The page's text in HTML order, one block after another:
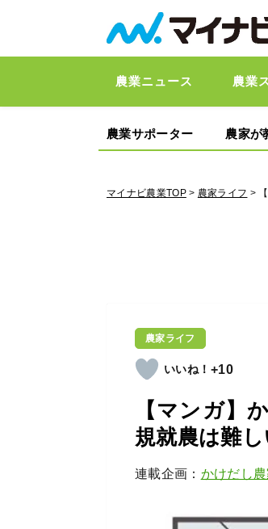
農業ニュース 農業
農業サポーター 農家が
マイナビ農業TOP> 農家ライフ >
農家ライフ
+10
【マンガ】
規就農は難し
連載企画： かけだし